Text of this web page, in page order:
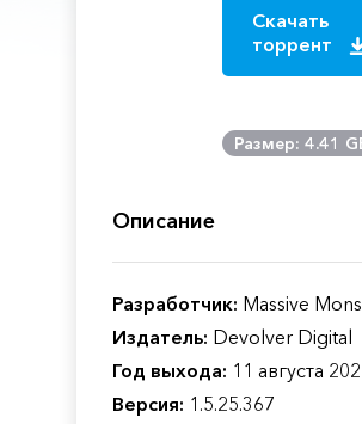
Скачать
торрент
Размер: 4.41
Описание
Разработчик: Massive
Издатель: Devolver Digital
Год выхода: 11 августа
Версия: 1.5.25.367